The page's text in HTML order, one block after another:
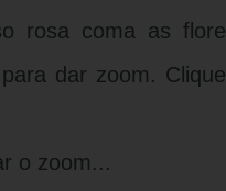
rosa coma as
dar zoom.
o zoom...